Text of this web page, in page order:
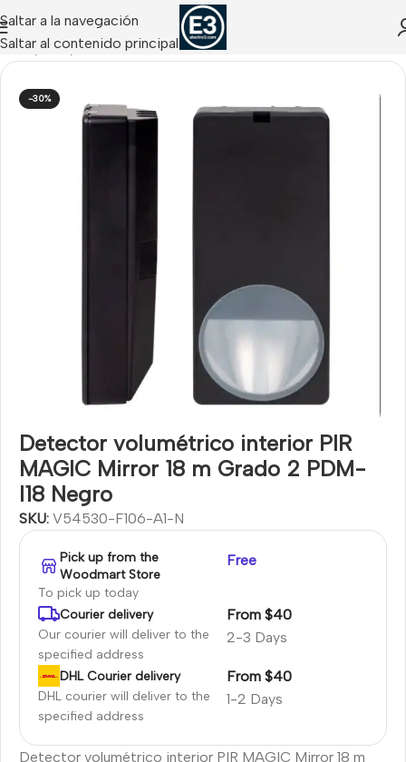
Saltar a la navegación
Saltar al contenido principal
Inicio Acre/Detectores Cableados Acre
-30%
Detector volumétrico interior PIR
MAGIC Mirror 18 m Grado 2 PDM-
I18 Negro
SKU: V54530-F106-A1-N
Pick up from the
Woodmart Store
To pick up today
Free
Courier delivery
Our courier will deliver to the
specified address
2-3 Days
From $40
DHL Courier delivery
DHL courier will deliver to the
specified address
1-2 Days
From $40
Detector volumétrico interior PIR MAGIC Mirror 18 m